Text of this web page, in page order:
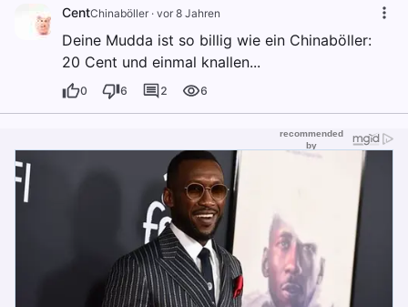
CentChinaböller · vor 8 Jahren
Deine Mudda ist so billig wie ein Chinaböller:
20 Cent und einmal knallen...
0 6 2 6